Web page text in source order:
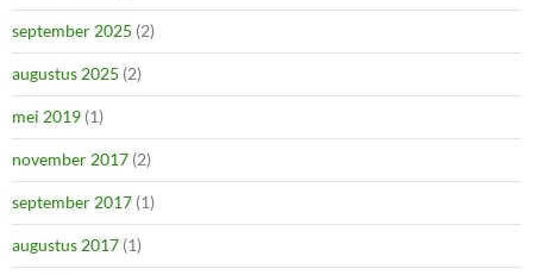
september 2025 (2)
augustus 2025 (2)
mei 2019 (1)
november 2017 (2)
september 2017 (1)
augustus 2017 (1)